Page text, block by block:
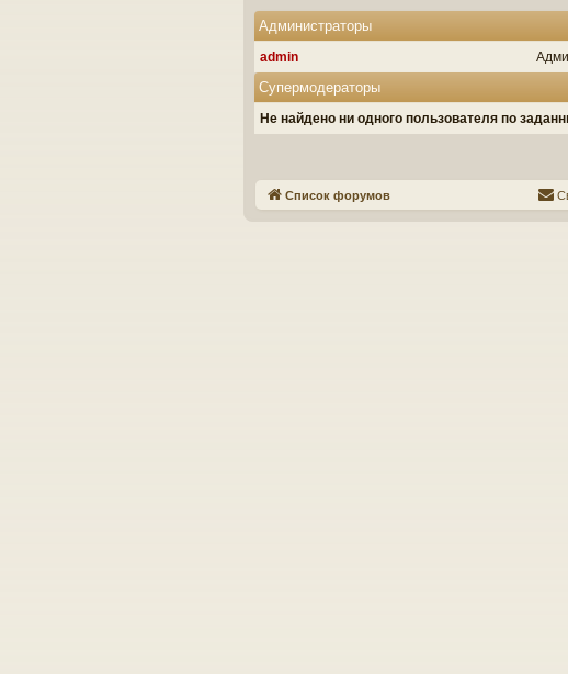
Администраторы
admin
Супермодераторы
Не найдено ни одного пользователя по
Список форумов